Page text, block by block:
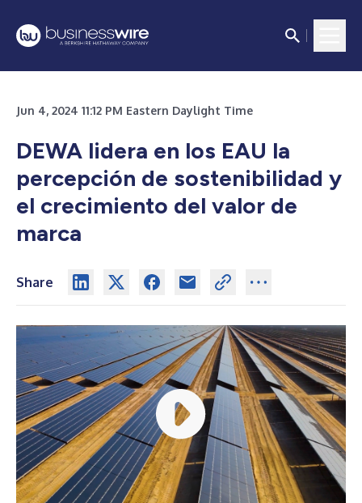
Jun 4, 2024 11:12 PM Eastern Daylight Time
DEWA lidera en los EAU la
percepción de sostenibilidad y
el crecimiento del valor de
marca
Share